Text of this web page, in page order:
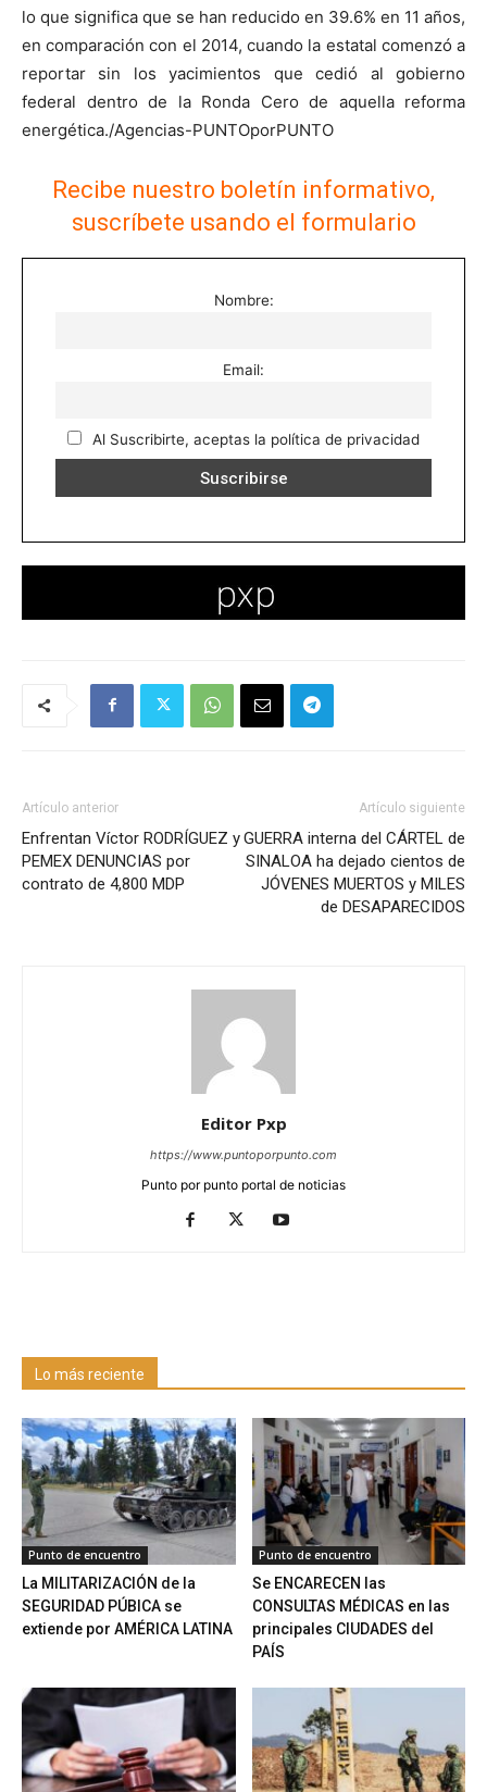
lo que significa que se han reducido en 39.6% en 11 años,
en comparación con el 2014, cuando la estatal comenzó a
reportar sin los yacimientos que cedió al gobierno
federal dentro de la Ronda Cero de aquella reforma
energética./Agencias-PUNTOporPUNTO
Recibe nuestro boletín informativo,
suscríbete usando el formulario
Nombre:
Email:
Al Suscribirte, aceptas la política de privacidad
Artículo anterior
Enfrentan Víctor RODRÍGUEZ y
PEMEX DENUNCIAS por
contrato de 4,800 MDP
Artículo siguiente
GUERRA interna del CÁRTEL de
SINALOA ha dejado cientos de
JÓVENES MUERTOS y MILES
de DESAPARECIDOS
Editor Pxp
https://www.puntoporpunto.com
Punto por punto portal de noticias
Lo más reciente
Punto de encuentro
La MILITARIZACIÓN de la
SEGURIDAD PÚBICA se
extiende por AMÉRICA LATINA
Punto de encuentro
Se ENCARECEN las
CONSULTAS MÉDICAS en las
principales CIUDADES del
PAÍS